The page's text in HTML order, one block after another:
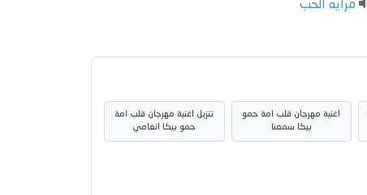
مرايه الحب
اغنية مهرجان قلب امة حمو
بيكا سمعنا
تنزيل اغنية مهرجان قلب امة
حمو بيكا انغامي